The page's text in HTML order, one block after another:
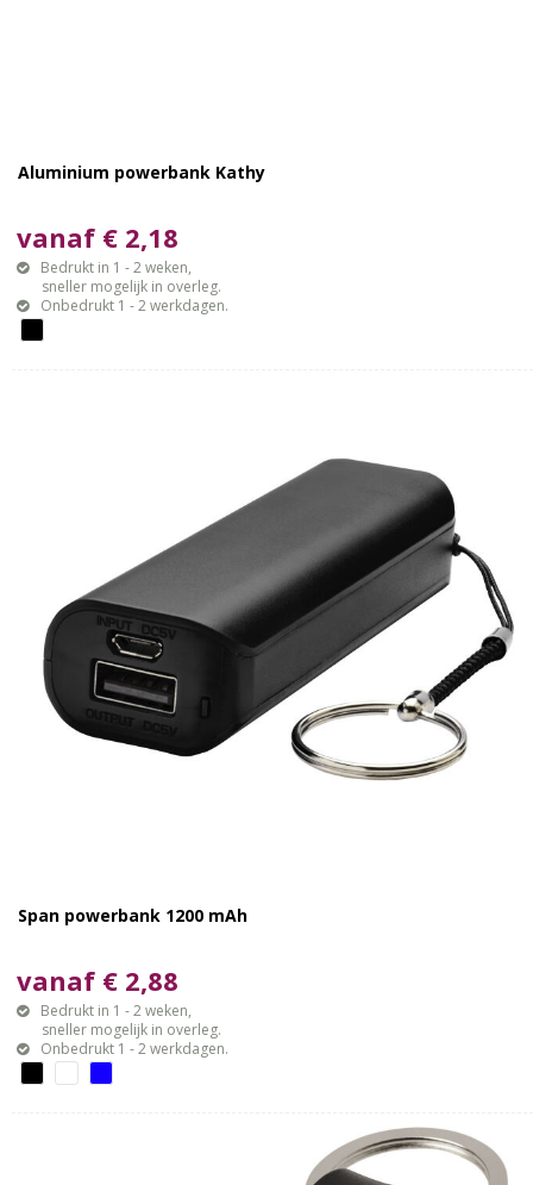
Aluminium powerbank Kathy
vanaf € 2,18
Bedrukt in 1 - 2 weken,
sneller mogelijk in overleg.
Onbedrukt 1 - 2 werkdagen.
Span powerbank 1200 mAh
vanaf € 2,88
Bedrukt in 1 - 2 weken,
sneller mogelijk in overleg.
Onbedrukt 1 - 2 werkdagen.